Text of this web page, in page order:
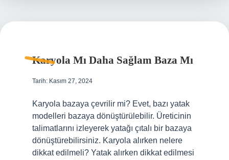
Karyola Mı Daha Sağlam Baza Mı
Tarih: Kasım 27, 2024
Karyola bazaya çevrilir mi? Evet, bazı yatak
modelleri bazaya dönüştürülebilir. Üreticinin
talimatlarını izleyerek yatağı çıtalı bir bazaya
dönüştürebilirsiniz. Karyola alırken nelere
dikkat edilmeli? Yatak alırken dikkat edilmesi